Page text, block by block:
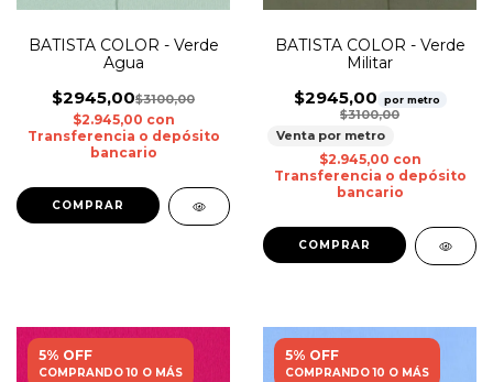
BATISTA COLOR - Verde
Agua
$2945,00$3100,00
$2.945,00 con
Transferencia o depósito
bancario
BATISTA COLOR - Verde
Militar
$2945,00 por metro
$3100,00
Venta por metro
$2.945,00 con
Transferencia o depósito
bancario
5% OFF
COMPRANDO 10 O MÁS
5% OFF
COMPRANDO 10 O MÁS